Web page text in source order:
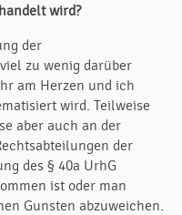
wird?
der
zu wenig darüber
am Herzen und ich
wird. Teilweise
aber auch an der
der
des § 40a UrhG
ist oder man
Gunsten abzuweichen.